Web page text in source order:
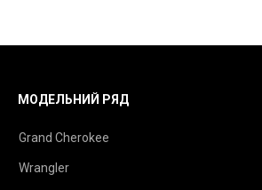
МОДЕЛЬНИЙ РЯД
Grand Cherokee
Wrangler